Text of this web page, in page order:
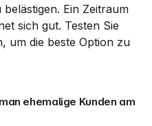
Ein Zeitraum
sich gut. Testen Sie
um die beste Option zu
ehemalige Kunden am